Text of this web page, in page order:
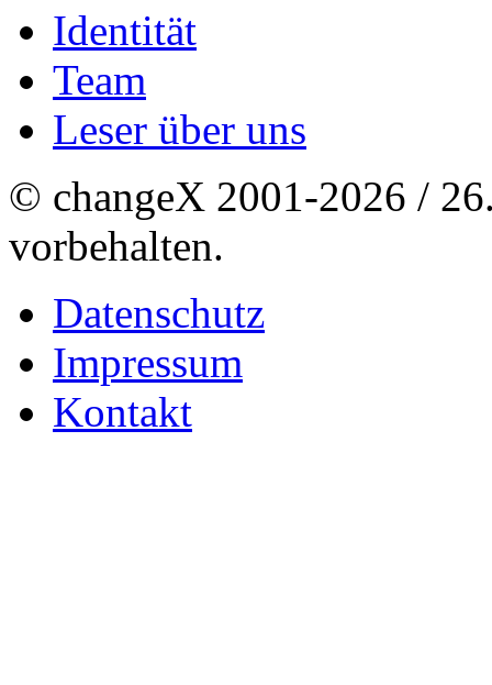
Identität
Team
Leser über uns
© changeX 2001-2026 /
vorbehalten.
Datenschutz
Impressum
Kontakt